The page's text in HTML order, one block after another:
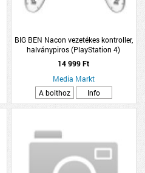
BIG BEN Nacon vezetékes kontroller,
halványpiros (PlayStation 4)
14 999 Ft
Media Markt
A bolthoz
Info